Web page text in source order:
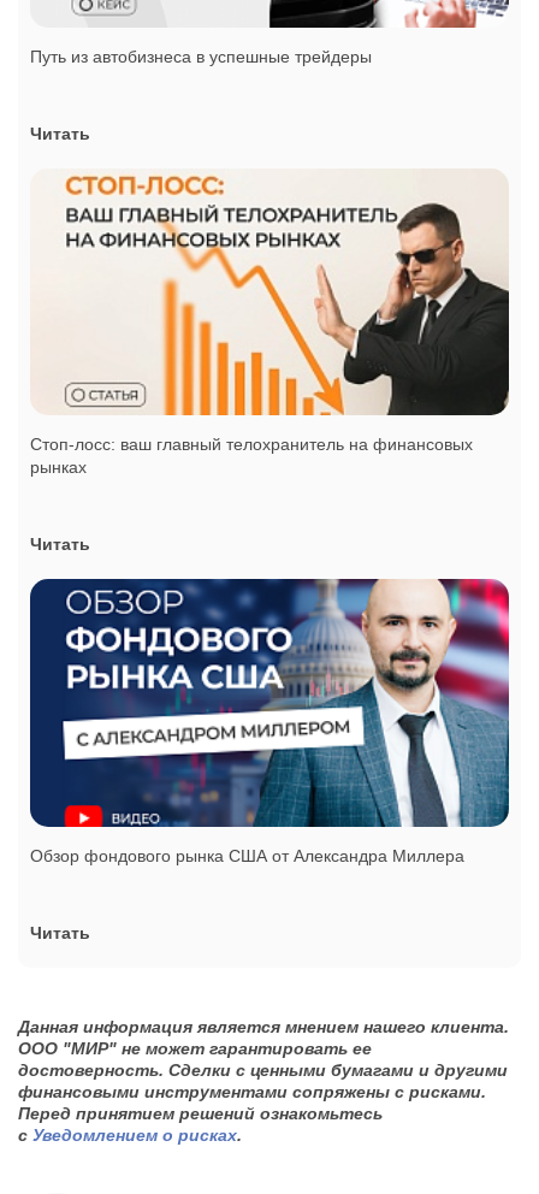
Путь из автобизнеса в успешные трейдеры
Читать
Стоп-лосс: ваш главный телохранитель на финансовых
рынках
Читать
Обзор фондового рынка США от Александра Миллера
Читать
Данная информация является мнением нашего клиента.
ООО "МИР" не может гарантировать ее
достоверность. Сделки с ценными бумагами и другими
финансовыми инструментами сопряжены с рисками.
Перед принятием решений ознакомьтесь
с Уведомлением о рисках.